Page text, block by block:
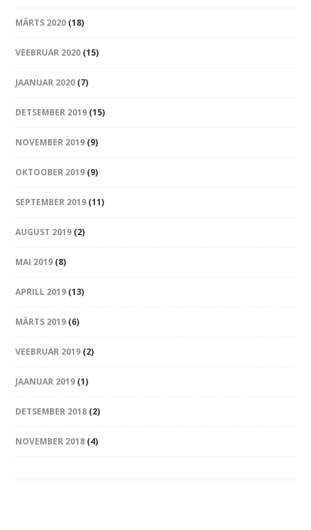
MÄRTS 2020 (18)
VEEBRUAR 2020 (15)
JAANUAR 2020 (7)
DETSEMBER 2019 (15)
NOVEMBER 2019 (9)
OKTOOBER 2019 (9)
SEPTEMBER 2019 (11)
AUGUST 2019 (2)
MAI 2019 (8)
APRILL 2019 (13)
MÄRTS 2019 (6)
VEEBRUAR 2019 (2)
JAANUAR 2019 (1)
DETSEMBER 2018 (2)
NOVEMBER 2018 (4)